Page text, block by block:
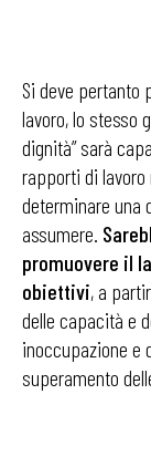
Si deve pertanto
lavoro, lo stesso
dignità” sarà
rapporti di lavoro
determinare una
assumere.
promuovere il
obiettivi, a
delle capacità e
inoccupazione e
superamento